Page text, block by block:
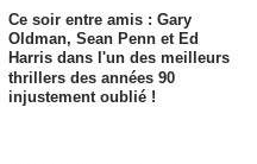
Ce soir entre amis : Gary
Oldman, Sean Penn et Ed
Harris dans l'un des meilleurs
thrillers des années 90
injustement oublié !